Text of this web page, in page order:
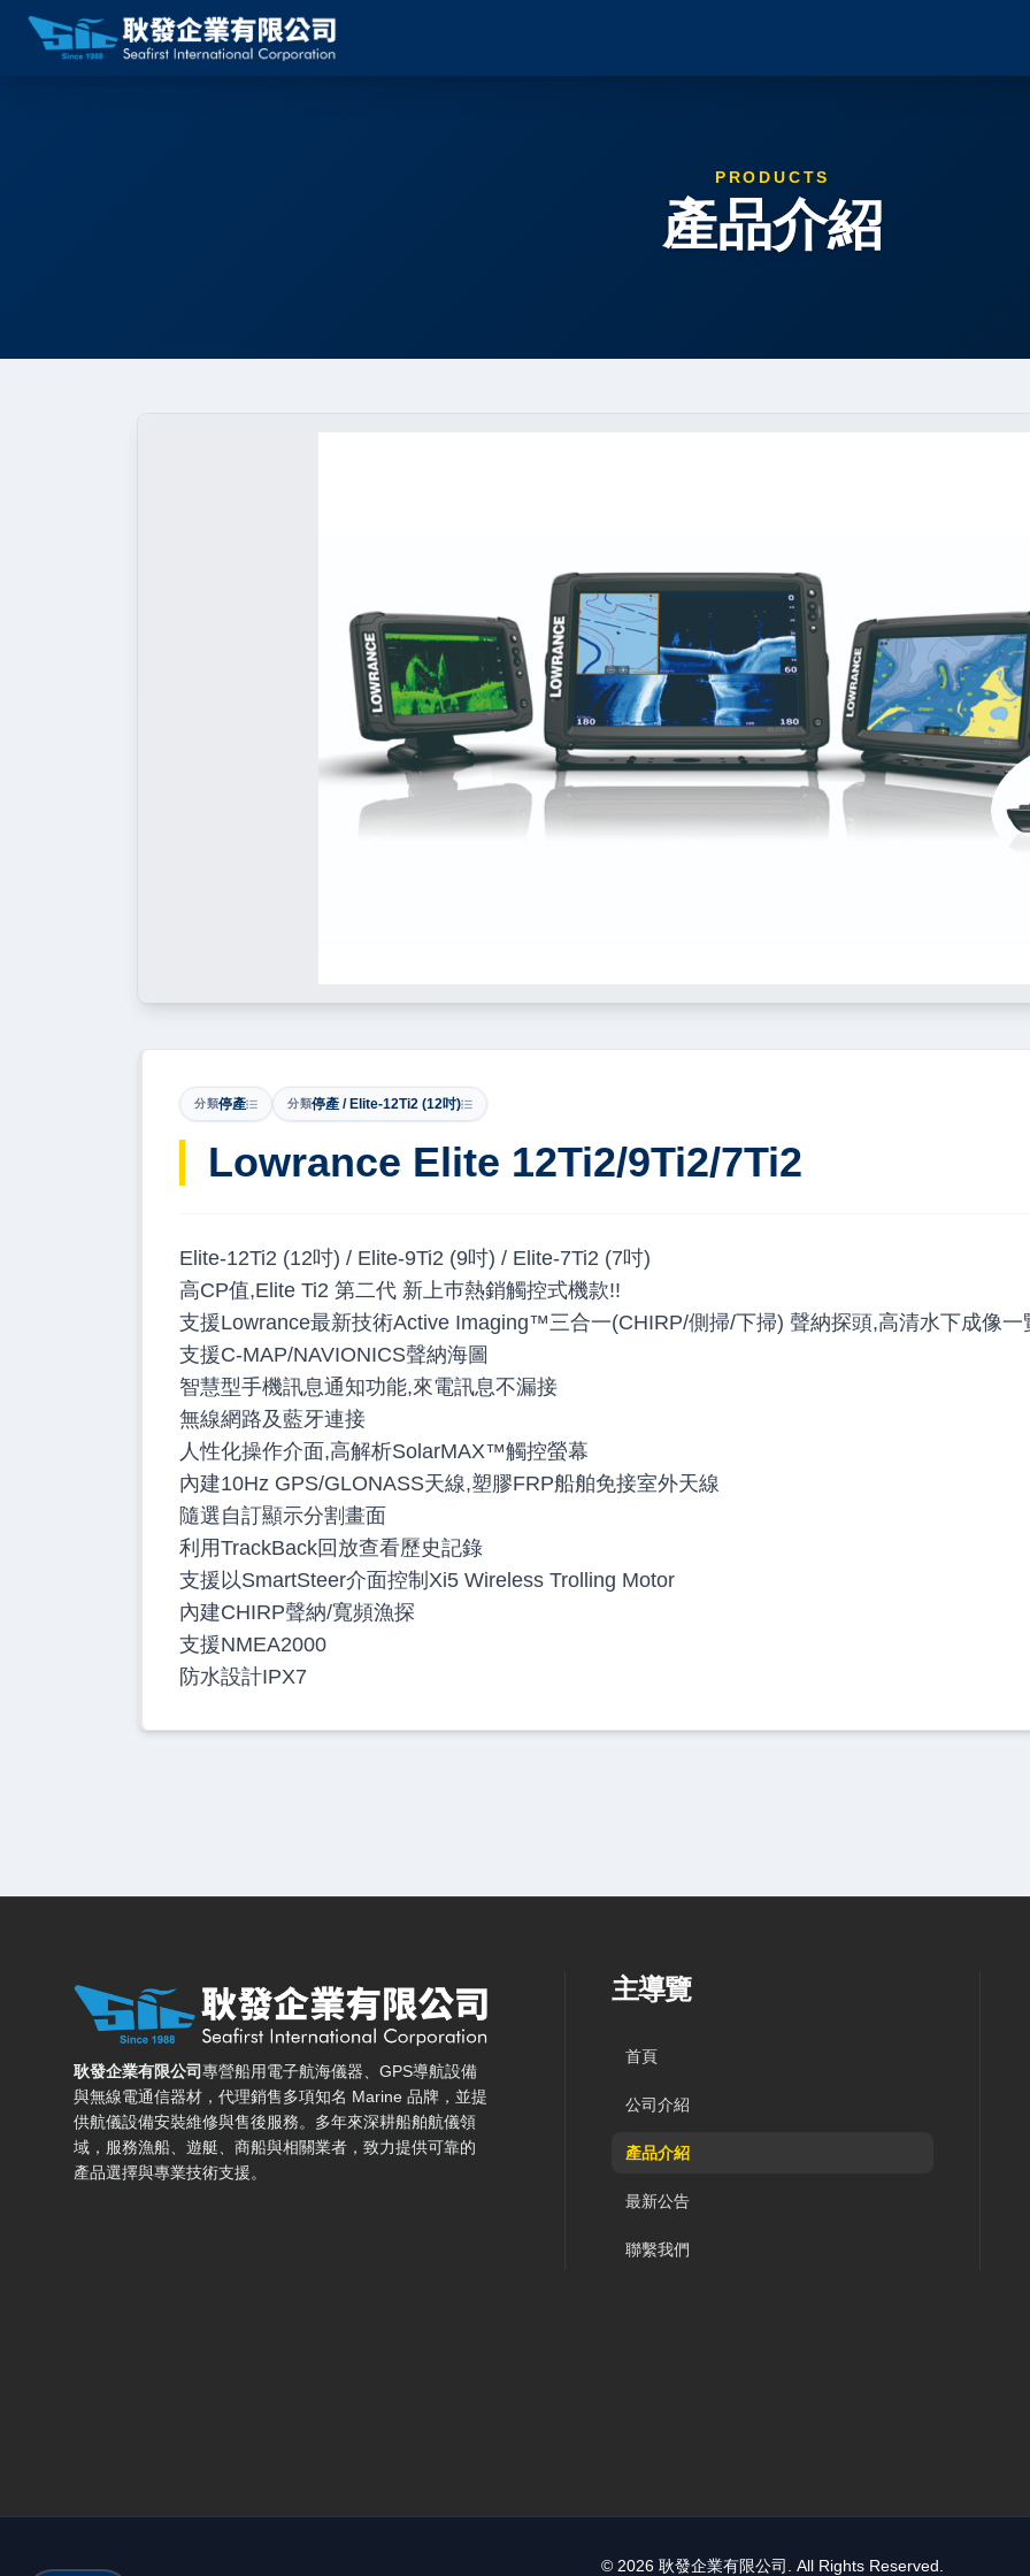
PRODUCTS
產品介紹
分類停產 分類停產 / Elite-12Ti2 (12吋)
Lowrance Elite 12Ti2/9Ti2/7Ti2
Elite-12Ti2 (12吋) / Elite-9Ti2 (9吋) / Elite-7Ti2 (7吋)
高CP值,Elite Ti2 第二代 新上巿熱銷觸控式機款!!
支援Lowrance最新技術Active Imaging™三合一(CHIRP/側掃/下掃) 聲納探頭,高清水下成像一
支援C-MAP/NAVIONICS聲納海圖
智慧型手機訊息通知功能,來電訊息不漏接
無線網路及藍牙連接
人性化操作介面,高解析SolarMAX™觸控螢幕
內建10Hz GPS/GLONASS天線,塑膠FRP船舶免接室外天線
隨選自訂顯示分割畫面
利用TrackBack回放查看歷史記錄
支援以SmartSteer介面控制Xi5 Wireless Trolling Motor
內建CHIRP聲納/寬頻漁探
支援NMEA2000
防水設計IPX7
耿發企業有限公司 — 網站概要、主導覽與聯絡方式
耿發企業有限公司專營船用電子航海儀器、GPS導航設備
與無線電通信器材，代理銷售多項知名 Marine 品牌，並提
供航儀設備安裝維修與售後服務。多年來深耕船舶航儀領
域，服務漁船、遊艇、商船與相關業者，致力提供可靠的
產品選擇與專業技術支援。
主導覽
首頁
公司介紹
產品介紹
最新公告
聯繫我們
© 2026 耿發企業有限公司. All Rights Reserved.